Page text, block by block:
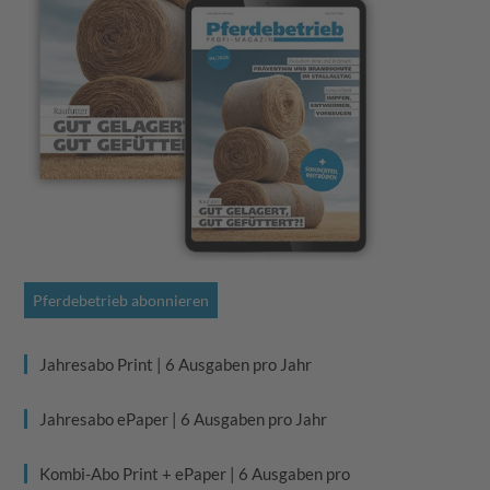
Pferdebetrieb abonnieren
Jahresabo Print | 6 Ausgaben pro Jahr
Jahresabo ePaper | 6 Ausgaben pro Jahr
Kombi-Abo Print + ePaper | 6 Ausgaben pro